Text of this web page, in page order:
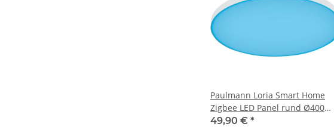
Paulmann Loria Smart Home
Zigbee LED Panel rund Ø400
mm 22W RGBW dimmbar 3000K
49,90 € *